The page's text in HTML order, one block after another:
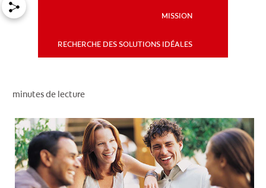
POUR LES PROFESSIONNELS
FR (CA)
MISSION
RECHERCHE DES SOLUTIONS IDÉALES
minutes de lecture